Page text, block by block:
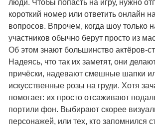
люди. Чтобы попасть на игру, нужно
короткий номер или ответить онлайн
вопросов. Впрочем, когда шоу только
участников обычно берут просто из
Об этом знают большинство актёров-
Надеясь, что так их заметят, они
причёски, надевают смешные шапки
искусственные розы на груди. Хотя
помогает: их просто отсаживают
портили фон. Выбирают скорее
персонажей, или тех, кто запомнился